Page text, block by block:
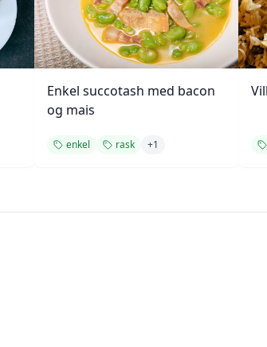
Enkel succotash med bacon
og mais
enkel rask +1